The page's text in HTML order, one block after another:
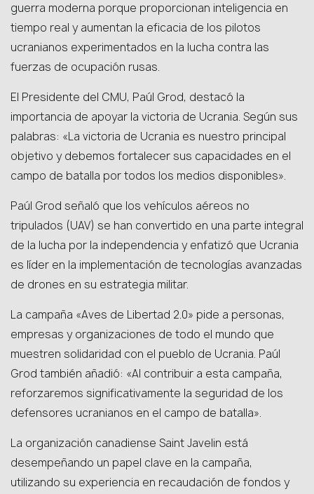
guerra moderna porque proporcionan inteligencia en
tiempo real y aumentan la eficacia de los pilotos
ucranianos experimentados en la lucha contra las
fuerzas de ocupación rusas.
El Presidente del CMU, Paúl Grod, destacó la
importancia de apoyar la victoria de Ucrania. Según sus
palabras: «La victoria de Ucrania es nuestro principal
objetivo y debemos fortalecer sus capacidades en el
campo de batalla por todos los medios disponibles».
Paúl Grod señaló que los vehículos aéreos no
tripulados (UAV) se han convertido en una parte integral
de la lucha por la independencia y enfatizó que Ucrania
es líder en la implementación de tecnologías avanzadas
de drones en su estrategia militar.
La campaña «Aves de Libertad 2.0» pide a personas,
empresas y organizaciones de todo el mundo que
muestren solidaridad con el pueblo de Ucrania. Paúl
Grod también añadió: «Al contribuir a esta campaña,
reforzaremos significativamente la seguridad de los
defensores ucranianos en el campo de batalla».
La organización canadiense Saint Javelin está
desempeñando un papel clave en la campaña,
utilizando su experiencia en recaudación de fondos y